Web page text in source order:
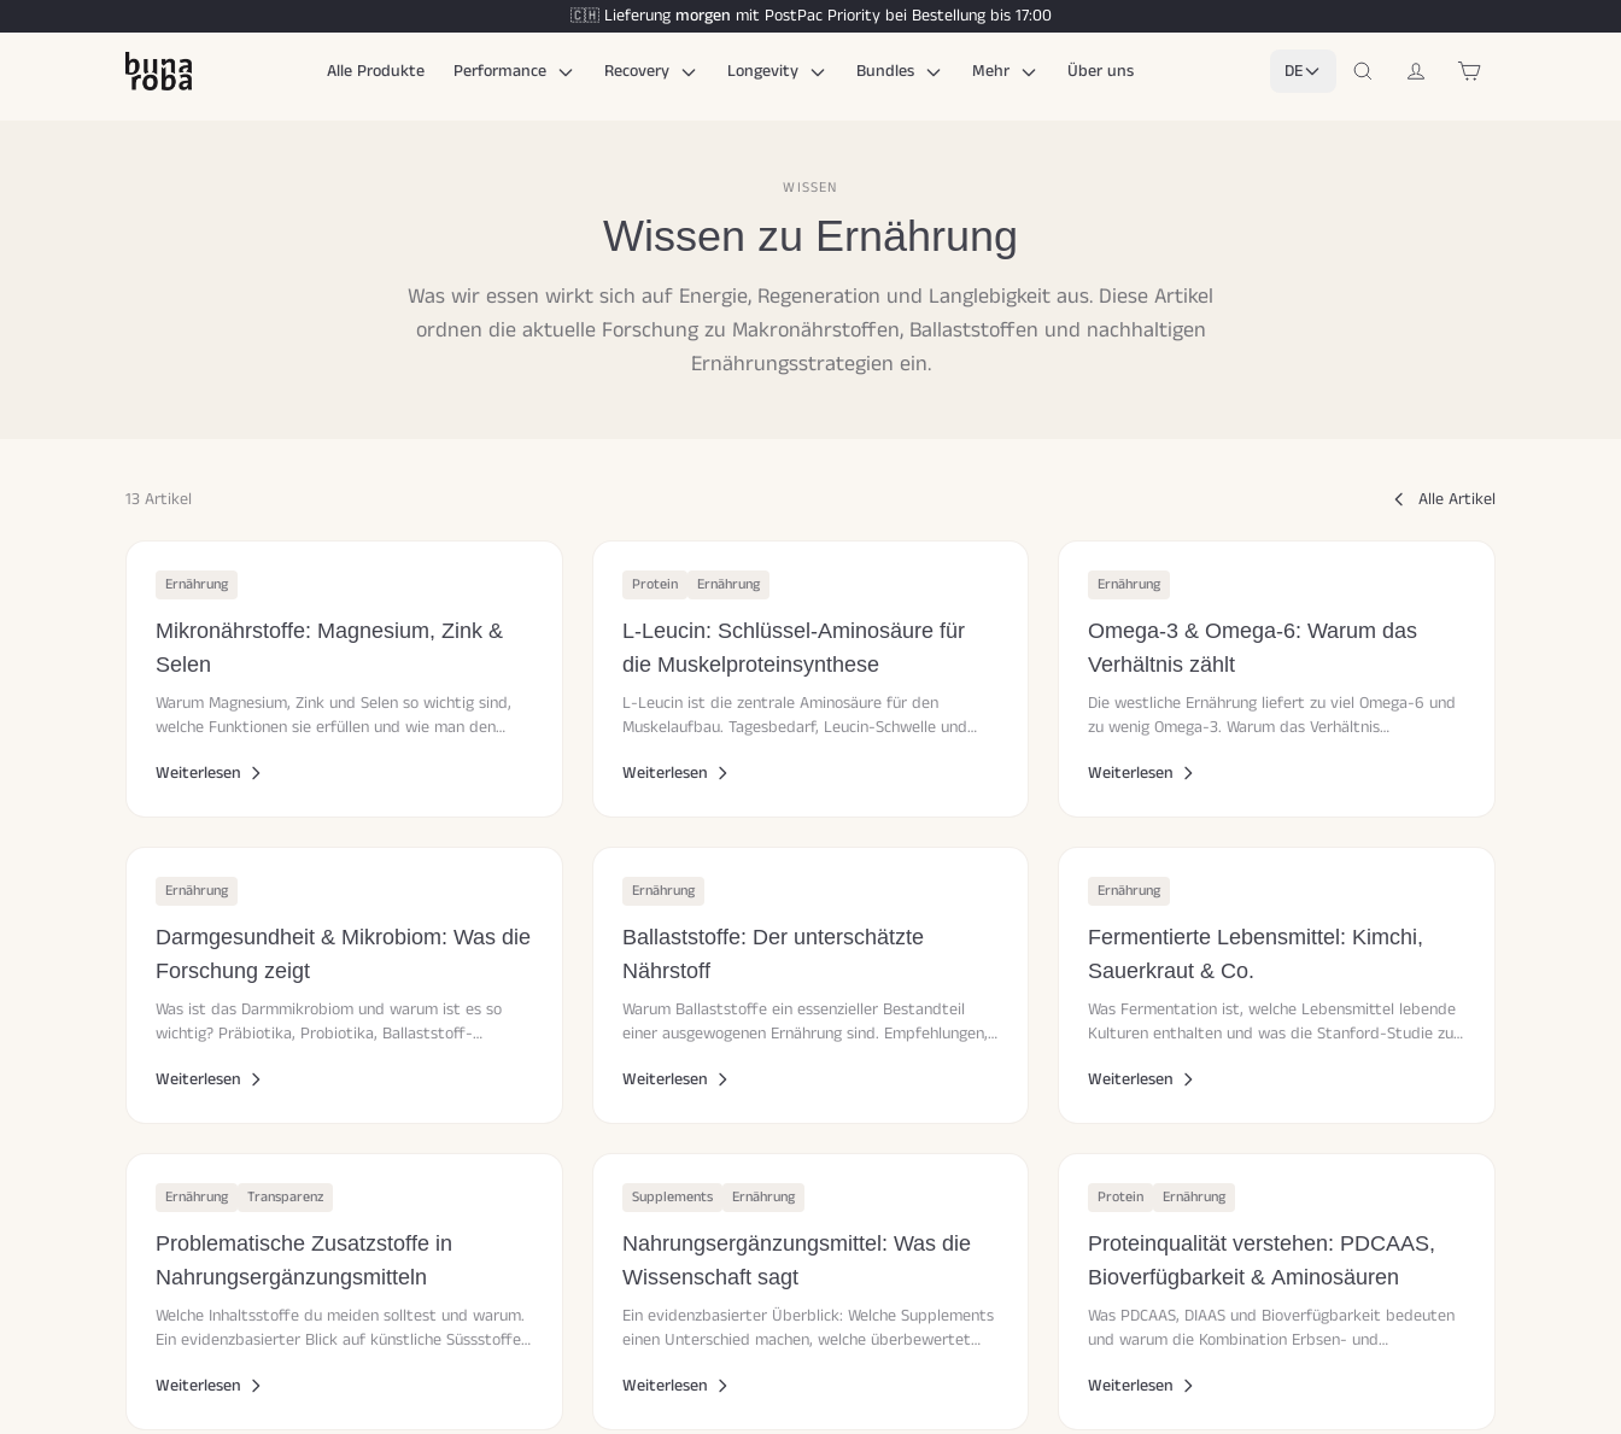
🇨🇭 Lieferung morgen mit PostPac Prioritybei Bestellung bis 17:00
Alle Produkte Performance Recovery Longevity Bundles Mehr Über uns DE
WISSEN
Wissen zu Ernährung
Was wir essen wirkt sich auf Energie, Regeneration und Langlebigkeit aus. Diese Artikel
ordnen die aktuelle Forschung zu Makronährstoffen, Ballaststoffen und nachhaltigen
Ernährungsstrategien ein.
13 Artikel Alle Artikel
Ernährung
Mikronährstoffe: Magnesium, Zink &
Selen
Warum Magnesium, Zink und Selen so wichtig sind,
welche Funktionen sie erfüllen und wie man den
Weiterlesen
Protein Ernährung
L-Leucin: Schlüssel-Aminosäure für
die Muskelproteinsynthese
L-Leucin ist die zentrale Aminosäure für den
Muskelaufbau. Tagesbedarf, Leucin-Schwelle und
Weiterlesen
Ernährung
Omega-3 & Omega-6: Warum das
Verhältnis zählt
Die westliche Ernährung liefert zu viel Omega-6 und
zu wenig Omega-3. Warum das Verhältnis
Weiterlesen
Ernährung
Darmgesundheit & Mikrobiom: Was die
Forschung zeigt
Was ist das Darmmikrobiom und warum ist es so
wichtig? Präbiotika, Probiotika, Ballaststoff-
Weiterlesen
Ernährung
Ballaststoffe: Der unterschätzte
Nährstoff
Warum Ballaststoffe ein essenzieller Bestandteil
einer ausgewogenen Ernährung sind. Empfehlungen,
Weiterlesen
Ernährung
Fermentierte Lebensmittel: Kimchi,
Sauerkraut & Co.
Was Fermentation ist, welche Lebensmittel lebende
Kulturen enthalten und was die Stanford-Studie zur
Weiterlesen
Ernährung Transparenz
Problematische Zusatzstoffe in
Nahrungsergänzungsmitteln
Welche Inhaltsstoffe du meiden solltest und warum.
Ein evidenzbasierter Blick auf künstliche Süssstoffe
Weiterlesen
Supplements Ernährung
Nahrungsergänzungsmittel: Was die
Wissenschaft sagt
Ein evidenzbasierter Überblick: Welche Supplements
einen Unterschied machen, welche überbewertet
Weiterlesen
Protein Ernährung
Proteinqualität verstehen: PDCAAS,
Bioverfügbarkeit & Aminosäuren
Was PDCAAS, DIAAS und Bioverfügbarkeit bedeuten
und warum die Kombination Erbsen- und
liefert.
Weiterlesen